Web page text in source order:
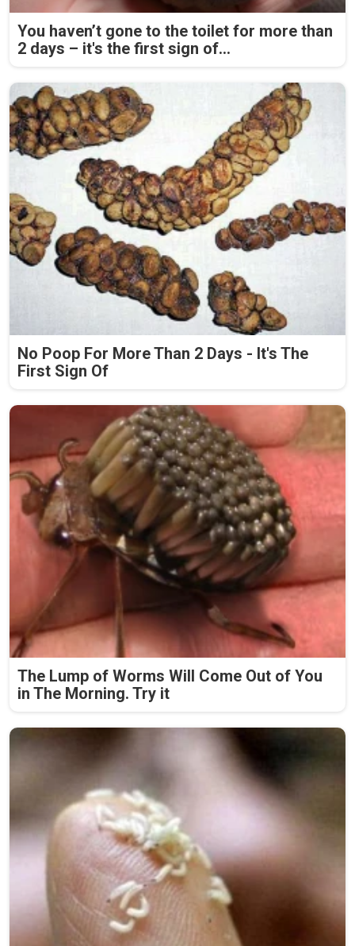
You haven’t gone to the toilet for more than
2 days – it's the first sign of...
No Poop For More Than 2 Days - It's The
First Sign Of
The Lump of Worms Will Come Out of You
in The Morning. Try it